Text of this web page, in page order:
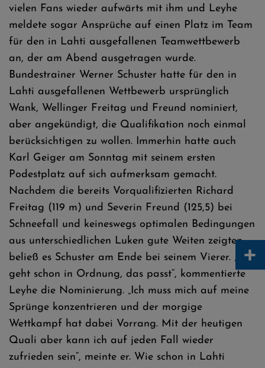
vielen Fans wieder aufwärts mit ihm und Leyhe
meldete sogar Ansprüche auf einen Platz im Team
für den in Lahti ausgefallenen Teamwettbewerb
an, der am Abend ausgetragen wurde.
Bundestrainer Werner Schuster hatte für den in
Lahti ausgefallenen Wettbewerb ursprünglich
Wank, Wellinger Freitag und Freund nominiert,
aber angekündigt, die Qualifikation noch einmal
berücksichtigen zu wollen. Immerhin hatte auch
Karl Geiger am Sonntag mit seinem ersten
Podestplatz auf sich aufmerksam gemacht.
Nachdem die bereits Vorqualifizierten Richard
Freitag (119 m) und Severin Freund (125,5) bei
Schneefall und keineswegs optimalen Bedingungen
aus unterschiedlichen Luken gute Weiten zeigten,
beließ es Schuster am Ende bei seinem Vierer. „Das
geht schon in Ordnung, das passt“, kommentierte
Leyhe die Nominierung. „Ich muss mich auf meine
Sprünge konzentrieren und der morgige
Wettkampf hat dabei Vorrang. Mit der heutigen
Quali aber kann ich auf jeden Fall wieder
zufrieden sein“, meinte er. Wie schon in Lahti
+